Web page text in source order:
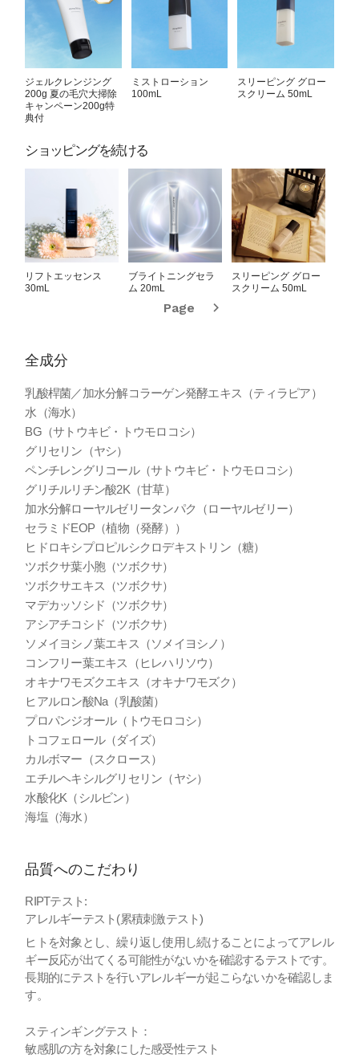
ジェルクレンジング
200g 夏の毛穴大掃除
キャンペーン200g特
典付
ミストローション
100mL
スリーピング グロー
スクリーム 50mL
ショッピングを続ける
リフトエッセンス
30mL
ブライトニングセラ
ム 20mL
スリーピング グロー
スクリーム 50mL
Page
全成分
乳酸桿菌／加水分解コラーゲン発酵エキス（ティラピア）
水（海水）
BG（サトウキビ・トウモロコシ）
グリセリン（ヤシ）
ペンチレングリコール（サトウキビ・トウモロコシ）
グリチルリチン酸2K（甘草）
加水分解ローヤルゼリータンパク（ローヤルゼリー）
セラミドEOP（植物（発酵））
ヒドロキシプロピルシクロデキストリン（糖）
ツボクサ葉小胞（ツボクサ）
ツボクサエキス（ツボクサ）
マデカッソシド（ツボクサ）
アシアチコシド（ツボクサ）
ソメイヨシノ葉エキス（ソメイヨシノ）
コンフリー葉エキス（ヒレハリソウ）
オキナワモズクエキス（オキナワモズク）
ヒアルロン酸Na（乳酸菌）
プロパンジオール（トウモロコシ）
トコフェロール（ダイズ）
カルボマー（スクロース）
エチルヘキシルグリセリン（ヤシ）
水酸化K（シルビン）
海塩（海水）
品質へのこだわり
RIPTテスト:
アレルギーテスト(累積刺激テスト)
ヒトを対象とし、繰り返し使用し続けることによってアレル
ギー反応が出てくる可能性がないかを確認するテストです。
長期的にテストを行いアレルギーが起こらないかを確認しま
す。
スティンギングテスト：
敏感肌の方を対象にした感受性テスト